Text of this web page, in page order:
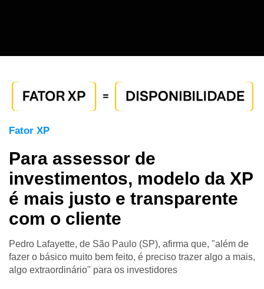
Fator XP
Para assessor de
investimentos, modelo da XP
é mais justo e transparente
com o cliente
Pedro Lafayette, de São Paulo (SP), afirma que, "além de
fazer o básico muito bem feito, é preciso trazer algo a mais,
algo extraordinário" para os investidores